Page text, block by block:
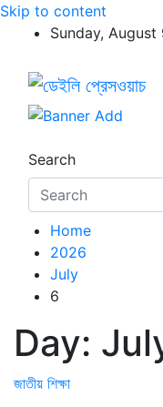
Skip to content
Sunday, August
ডেইলি
ডেইলি প্রেসওয়াচ
Search
Home
2026
July
6
Day:
জাতীয় শিক্ষা